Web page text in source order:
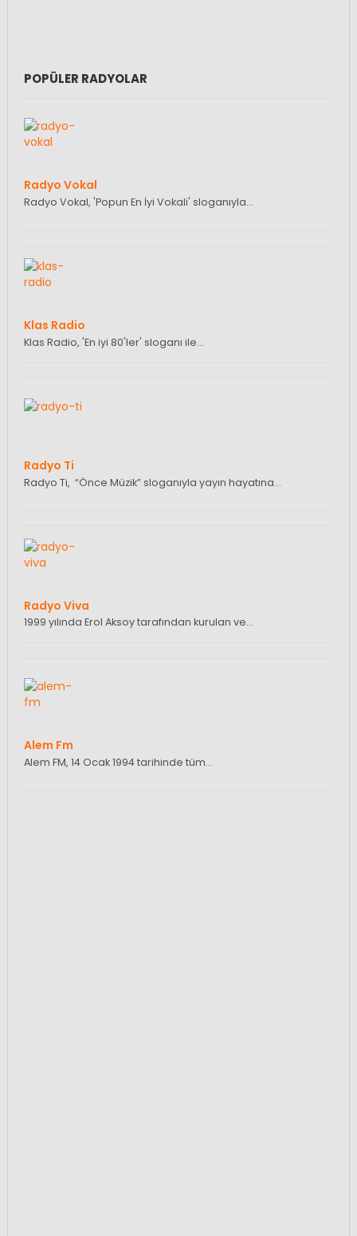
POPÜLER RADYOLAR
Radyo Vokal
Radyo Vokal, 'Popun En İyi Vokali' sloganıyla…
Klas Radio
Klas Radio, 'En iyi 80'ler' sloganı ile…
Radyo Ti
Radyo Ti, “Önce Müzik” sloganıyla yayın hayatına…
Radyo Viva
1999 yılında Erol Aksoy tarafından kurulan ve…
Alem Fm
Alem FM, 14 Ocak 1994 tarihinde tüm…